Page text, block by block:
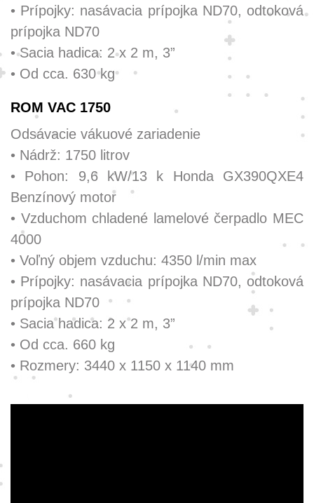
• Prípojky: nasávacia prípojka ND70, odtoková
prípojka ND70
• Sacia hadica: 2 x 2 m, 3”
• Od cca. 630 kg
ROM VAC 1750
Odsávacie vákuové zariadenie
• Nádrž: 1750 litrov
• Pohon: 9,6 kW/13 k Honda GX390QXE4
Benzínový motor
• Vzduchom chladené lamelové čerpadlo MEC
4000
• Voľný objem vzduchu: 4350 l/min max
• Prípojky: nasávacia prípojka ND70, odtoková
prípojka ND70
• Sacia hadica: 2 x 2 m, 3”
• Od cca. 660 kg
• Rozmery: 3440 x 1150 x 1140 mm